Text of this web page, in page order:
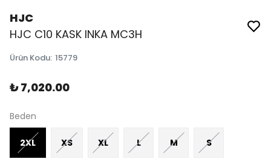
HJC
HJC C10 KASK INKA MC3H
Ürün Kodu: 15779
₺ 7,020.00
Beden
2XL XS XL L M S